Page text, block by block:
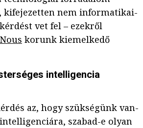
kifejezetten nem informatikai-
vet fel – ezekről
korunk kiemelkedő
intelligencia
az, hogy szükségünk van-
szabad-e olyan